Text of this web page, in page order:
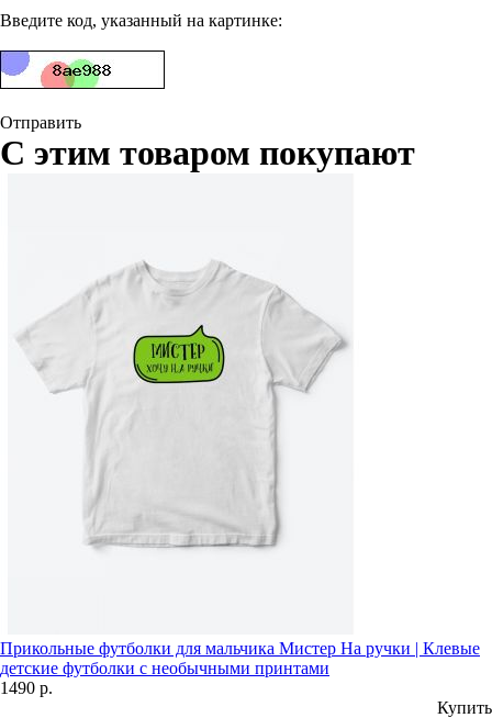
Введите код, указанный на картинке:
Отправить
С этим товаром покупают
Прикольные футболки для мальчика Мистер На ручки | Клевые
детские футболки с необычными принтами
1490 р.
Купить